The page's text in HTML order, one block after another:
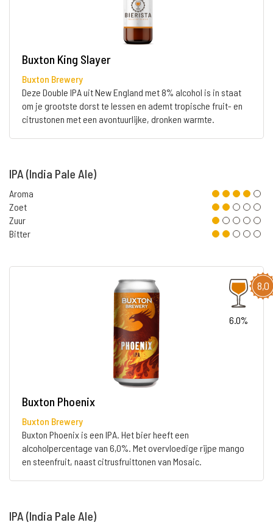
Buxton King Slayer
Buxton Brewery
Deze Double IPA uit New England met 8% alcohol is in staat
om je grootste dorst te lessen en ademt tropische fruit- en
citrustonen met een avontuurlijke, dronken warmte.
IPA (India Pale Ale)
Aroma
Zoet
Zuur
Bitter
8,0
6.0%
Buxton Phoenix
Buxton Brewery
Buxton Phoenix is een IPA. Het bier heeft een
alcoholpercentage van 6,0%. Met overvloedige rijpe mango
en steenfruit, naast citrusfruittonen van Mosaic.
IPA (India Pale Ale)